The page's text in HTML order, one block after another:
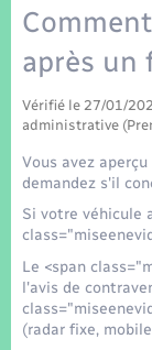
Organisation
Sécurité -
Transports
Voirie et
après un
Vérifié le 27/01/
administrative
Vous avez
demandez s'il
Si votre véhicule
Le <span
l'avis de
(radar fixe,